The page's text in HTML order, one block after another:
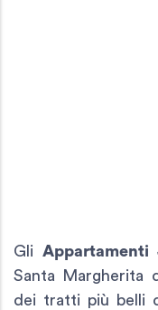
Gli Appartamenti
Santa Margherita
dei tratti più belli